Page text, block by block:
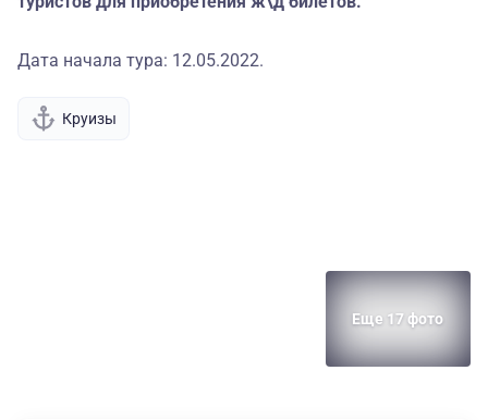
Дата начала тура: 12.05.2022.
Круизы
Еще 17 фото